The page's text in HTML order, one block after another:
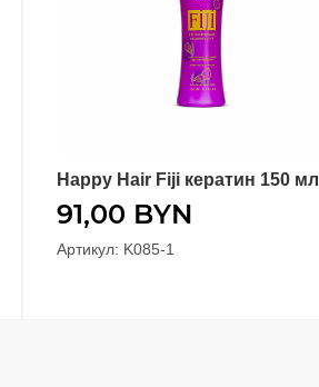
В КОРЗИНУ
Happy Hair Fiji кератин 150 мл
91,00 BYN
Артикул: K085-1